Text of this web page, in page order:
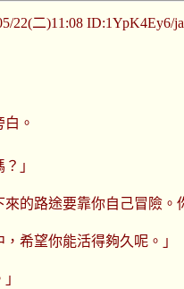
22(二)11:08 ID:1YpK4Ey6/
。
」
來的路途要靠你自己冒險
希望你能活得夠久呢。」